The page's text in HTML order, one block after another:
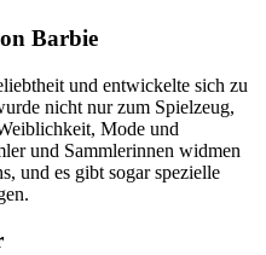
Barbie
und entwickelte sich zu
nicht nur zum Spielzeug,
Mode und
und Sammlerinnen widmen
und es gibt sogar spezielle